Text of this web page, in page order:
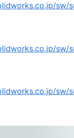
sw/
sw/
sw/